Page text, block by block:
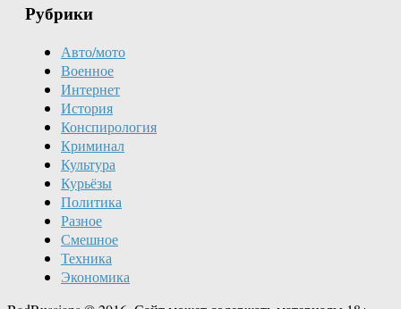
Рубрики
Авто/мото
Военное
Интернет
История
Конспирология
Криминал
Культура
Курьёзы
Политика
Разное
Смешное
Техника
Экономика